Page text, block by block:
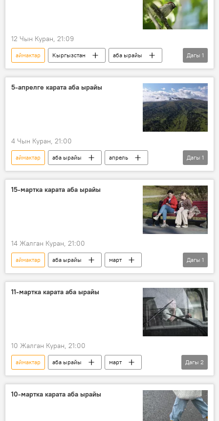
12 Чын Куран, 21:09
аймактар Кыргызстан
аба ырайы
синоптик
Дагы 1
5-апрелге карата аба ырайы
4 Чын Куран, 21:00
аймактар аба ырайы
апрель
Кыргызстан
Дагы 1
15-мартка карата аба ырайы
14 Жалган Куран, 21:00
аймактар аба ырайы
март
Кыргызстан
Дагы 1
11-мартка карата аба ырайы
10 Жалган Куран, 21:00
аймактар аба ырайы
март
Кыргызстан
жылуулук
Дагы 2
10-мартка карата аба ырайы